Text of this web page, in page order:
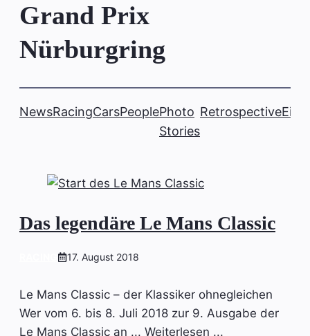
Grand Prix
Nürburgring
NewsRacingCarsPeoplePhoto
Stories
Retrospective
Das legendäre Le Mans Classic
17. August 2018
Le Mans Classic – der Klassiker ohnegleichen
Wer vom 6. bis 8. Juli 2018 zur 9. Ausgabe der
Le Mans Classic an ... Weiterlesen ...